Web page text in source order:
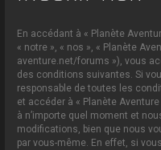
En accédant à « Planète
« notre », « nos », « Planète
aventure.net/forums »), vous
des conditions suivantes. Si
responsable de toutes les
et accéder à « Planète
à n’importe quel moment et
modifications, bien que nous
par vous-même. En effet, si